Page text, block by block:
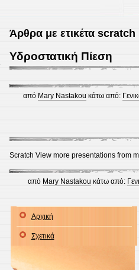
Άρθρα με ετικέτα scratch
Υδροστατική Πίεση
από Mary Nastakou κάτω από:
Scratch View more presentations from
από Mary Nastakou κάτω από:
Αρχική
Σχετικά